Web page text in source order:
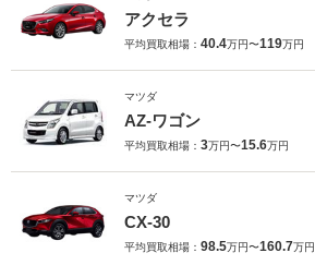
アクセラ
平均買取相場： 40.4万円〜119万円
マツダ
AZ-ワゴン
平均買取相場： 3万円〜15.6万円
マツダ
CX-30
平均買取相場： 98.5万円〜160.7万円